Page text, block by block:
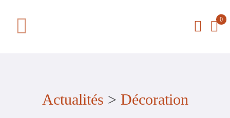
0
Toggle
Le conceptActualités > Décoration